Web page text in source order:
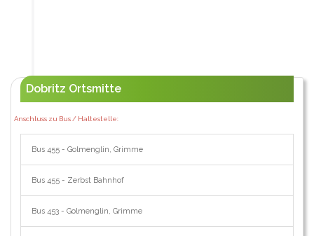
Dobritz Ortsmitte
Anschluss zu Bus / Haltestelle:
Bus 455 - Golmenglin, Grimme
Bus 455 - Zerbst Bahnhof
Bus 453 - Golmenglin, Grimme